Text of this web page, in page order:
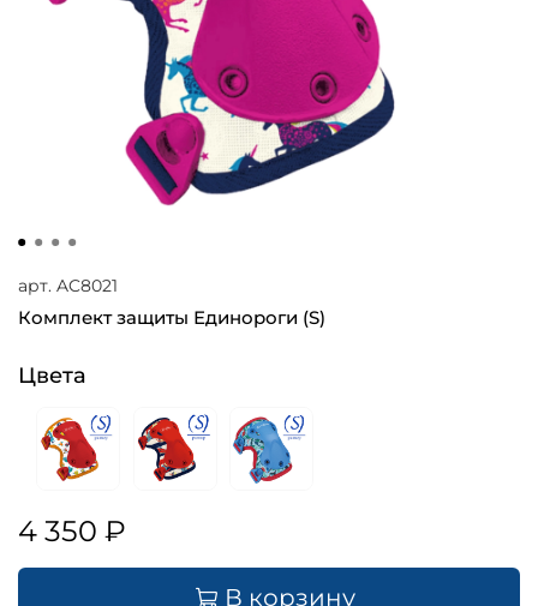
арт. AC8021
Комплект защиты Единороги (S)
Цвета
4 350 ₽
В корзину